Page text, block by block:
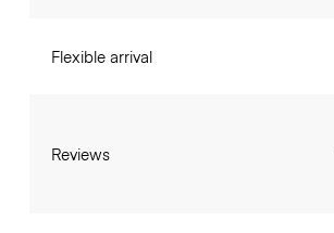
Flexible arrival
Reviews